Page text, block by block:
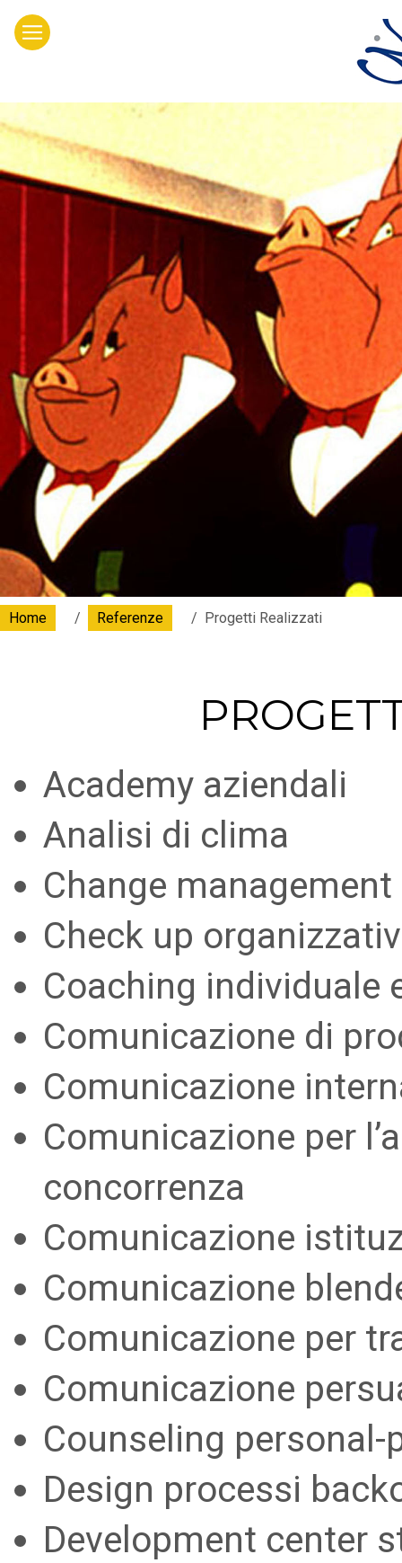
Home Referenze Progetti Realizzati
Academy aziendali
Analisi di clima
Change management
Check up
Coaching individuale
Comunicazione di
Comunicazione
Comunicazione per
concorrenza
Comunicazione
Comunicazione
Comunicazione per
Comunicazione
Counseling
Design processi
Development center